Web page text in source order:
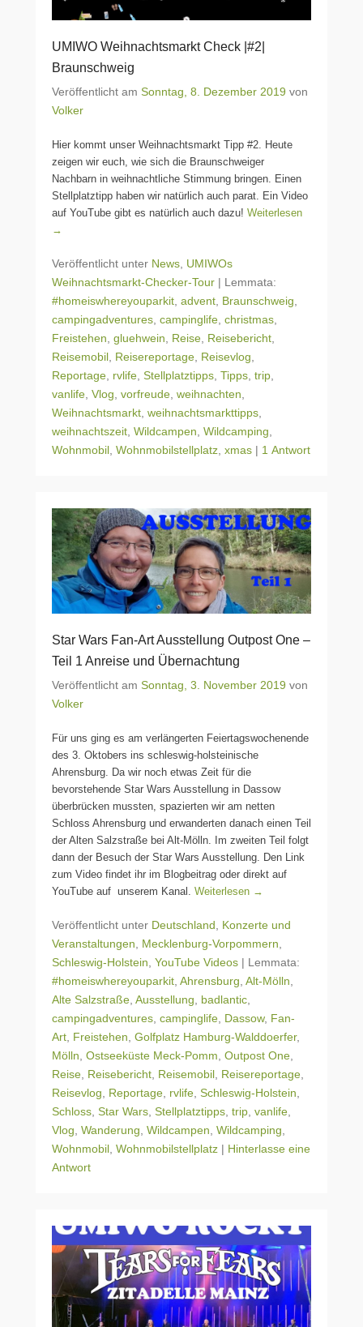
UMIWO Weihnachtsmarkt Check |#2|
Braunschweig
Veröffentlicht am Sonntag, 8. Dezember 2019 von
Volker
Hier kommt unser Weihnachtsmarkt Tipp #2. Heute
zeigen wir euch, wie sich die Braunschweiger
Nachbarn in weihnachtliche Stimmung bringen. Einen
Stellplatztipp haben wir natürlich auch parat. Ein Video
auf YouTube gibt es natürlich auch dazu! Weiterlesen
→
Veröffentlicht unter News UMIWOs
Weihnachtsmarkt-Checker-Tour | Lemmata:
#homeiswhereyouparkit advent Braunschweig
campingadventures campinglife christmas
Freistehen gluehwein Reise Reisebericht
Reisemobil Reisereportage Reisevlog
Reportage rvlife Stellplatztipps Tipps trip
vanlife Vlog vorfreude weihnachten
Weihnachtsmarkt weihnachtsmarkttipps
weihnachtszeit Wildcampen Wildcamping
Wohnmobil Wohnmobilstellplatz xmas | 1 Antwort
Star Wars Fan-Art Ausstellung Outpost One –
Teil 1 Anreise und Übernachtung
Veröffentlicht am Sonntag, 3. November 2019 von
Volker
Für uns ging es am verlängerten Feiertagswochenende
des 3. Oktobers ins schleswig-holsteinische
Ahrensburg. Da wir noch etwas Zeit für die
bevorstehende Star Wars Ausstellung in Dassow
überbrücken mussten, spazierten wir am netten
Schloss Ahrensburg und erwanderten danach einen Teil
der Alten Salzstraße bei Alt-Mölln. Im zweiten Teil folgt
dann der Besuch der Star Wars Ausstellung. Den Link
zum Video findet ihr im Blogbeitrag oder direkt auf
YouTube auf unserem Kanal. Weiterlesen →
Veröffentlicht unter Deutschland
Konzerte und
Veranstaltungen
Mecklenburg-Vorpommern
Schleswig-Holstein YouTube Videos | Lemmata:
#homeiswhereyouparkit Ahrensburg Alt-Mölln
Alte Salzstraße Ausstellung badlantic
campingadventures campinglife Dassow, Fan-
Art Freistehen Golfplatz Hamburg-Walddoerfer,
Mölln Ostseeküste Meck-Pomm Outpost One
Reise Reisebericht Reisemobil Reisereportage
Reisevlog
Reportage rvlife Schleswig-Holstein
Schloss Star Wars Stellplatztipps trip vanlife
Vlog Wanderung Wildcampen Wildcamping
Wohnmobil Wohnmobilstellplatz | Hinterlasse eine
Antwort